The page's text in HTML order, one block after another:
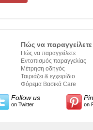
Πώς να παραγγείλετε
Πώς να παραγγείλετε
Εντοπισμός παραγγελίας
Μέτρηση οδηγός
Ταιριάζει & εγχειρίδιο
σύνταξης κειμένων
Φόρεμα Βασικά Care
Follow us
on Twitter on